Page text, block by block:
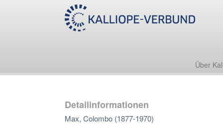
Über
Detailinformationen
Max, Colombo (1877-1970)